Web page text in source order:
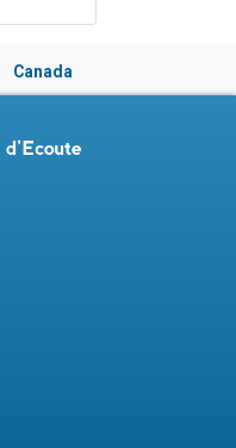
Canada